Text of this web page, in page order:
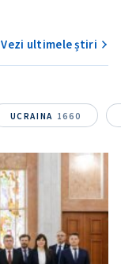
Vezi ultimele știri
UCRAINA 1660